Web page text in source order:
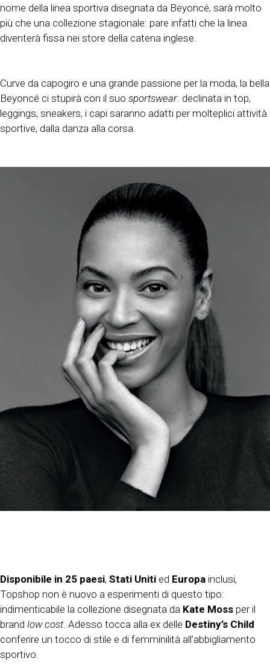
nome della linea sportiva disegnata da Beyoncé, sarà molto
più che una collezione stagionale: pare infatti che la linea
diventerà fissa nei store della catena inglese.
Curve da capogiro e una grande passione per la moda, la bella
Beyoncé ci stupirà con il suo sportswear: declinata in top,
leggings, sneakers, i capi saranno adatti per molteplici attività
sportive, dalla danza alla corsa.
Disponibile in 25 paesi, Stati Uniti ed Europa inclusi,
Topshop non è nuovo a esperimenti di questo tipo:
indimenticabile la collezione disegnata da Kate Moss per il
brand low cost. Adesso tocca alla ex delle Destiny’s Child
conferire un tocco di stile e di femminilità all’abbigliamento
sportivo.